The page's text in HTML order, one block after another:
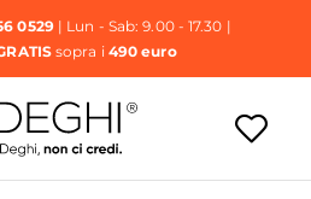
0529| Lun - Sab: 9.00 - 17.30 |
sopra i 490 euro